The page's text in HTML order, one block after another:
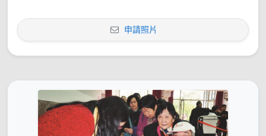
申請照片